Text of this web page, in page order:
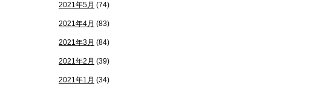
2021年5月 (74)
2021年4月 (83)
2021年3月 (84)
2021年2月 (39)
2021年1月 (34)